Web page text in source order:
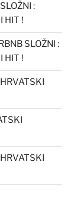
:
HIT !
SLOŽNI :
HIT !